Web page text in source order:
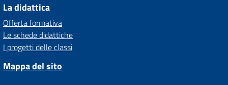
La didattica
Offerta formativa
Le schede didattiche
I progetti delle classi
Mappa del sito